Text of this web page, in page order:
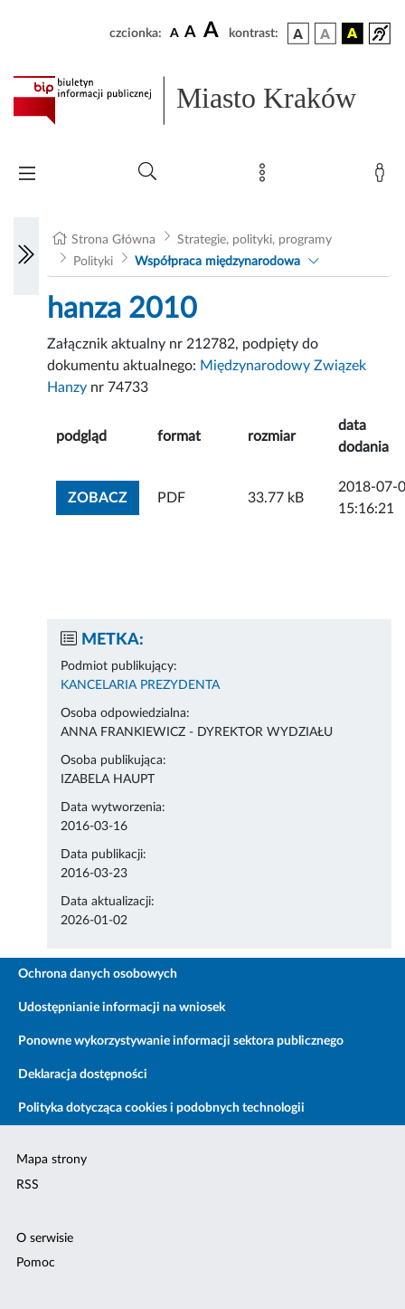
czcionka: A A A kontrast:
Miasto Kraków
Strona Główna
Strategie, polityki, programy
Polityki
Współpraca międzynarodowa
hanza 2010
Załącznik aktualny nr 212782, podpięty do
dokumentu aktualnego: Międzynarodowy Związek
Hanzy nr 74733
podgląd format rozmiar
data
dodania
ZOBACZZOBACZ ZAŁĄCZNIK
PDF 33.77 kB
2018-07-
15:16:21
METKA:
Podmiot publikujący:
KANCELARIA PREZYDENTA
Osoba odpowiedzialna:
ANNA FRANKIEWICZ - DYREKTOR WYDZIAŁU
Osoba publikująca:
IZABELA HAUPT
Data wytworzenia:
2016-03-16
Data publikacji:
2016-03-23
Data aktualizacji:
2026-01-02
Ochrona danych osobowych
Udostępnianie informacji na wniosek
Ponowne wykorzystywanie informacji sektora publicznego
Deklaracja dostępności
Polityka dotycząca cookies i podobnych technologii
Mapa strony
RSS
O serwisie
Pomoc